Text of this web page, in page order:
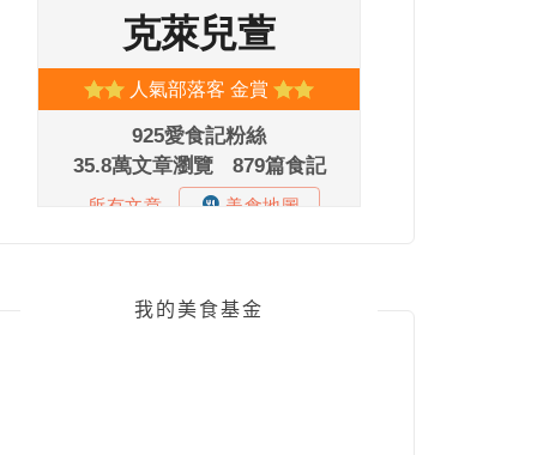
我的美食基金